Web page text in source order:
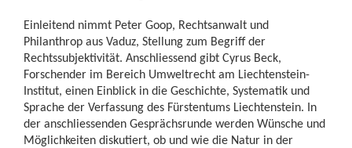
Einleitend nimmt Peter Goop, Rechtsanwalt und
Philanthrop aus Vaduz, Stellung zum Begriff der
Rechtssubjektivität. Anschliessend gibt Cyrus Beck,
Forschender im Bereich Umweltrecht am Liechtenstein-
Institut, einen Einblick in die Geschichte, Systematik und
Sprache der Verfassung des Fürstentums Liechtenstein. In
der anschliessenden Gesprächsrunde werden Wünsche und
Möglichkeiten diskutiert, ob und wie die Natur in der